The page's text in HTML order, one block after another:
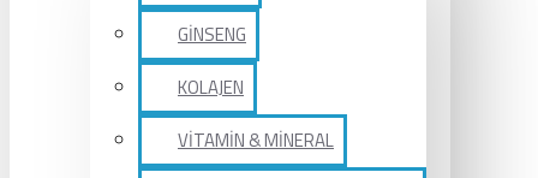
GİNSENG
KOLAJEN
VİTAMİN & MİNERAL